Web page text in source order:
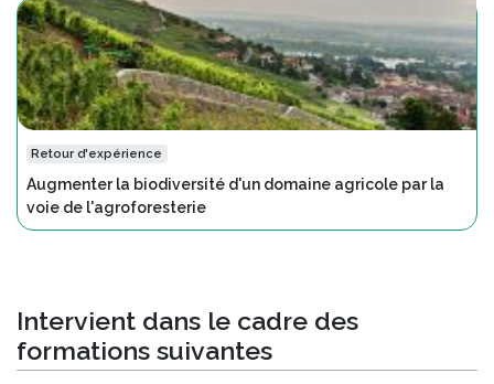
Retour d'expérience
Augmenter la biodiversité d'un domaine agricole par la
voie de l'agroforesterie
Intervient dans le cadre des
formations suivantes